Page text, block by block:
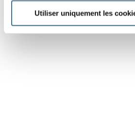
Utiliser uniquement les